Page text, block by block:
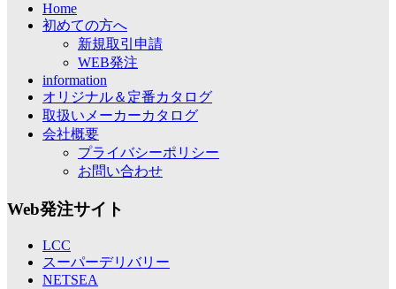
Home
初めての方へ
新規取引申請
WEB発注
information
オリジナル＆定番カタログ
取扱いメーカーカタログ
会社概要
プライバシーポリシー
お問い合わせ
Web発注サイト
LCC
スーパーデリバリー
NETSEA